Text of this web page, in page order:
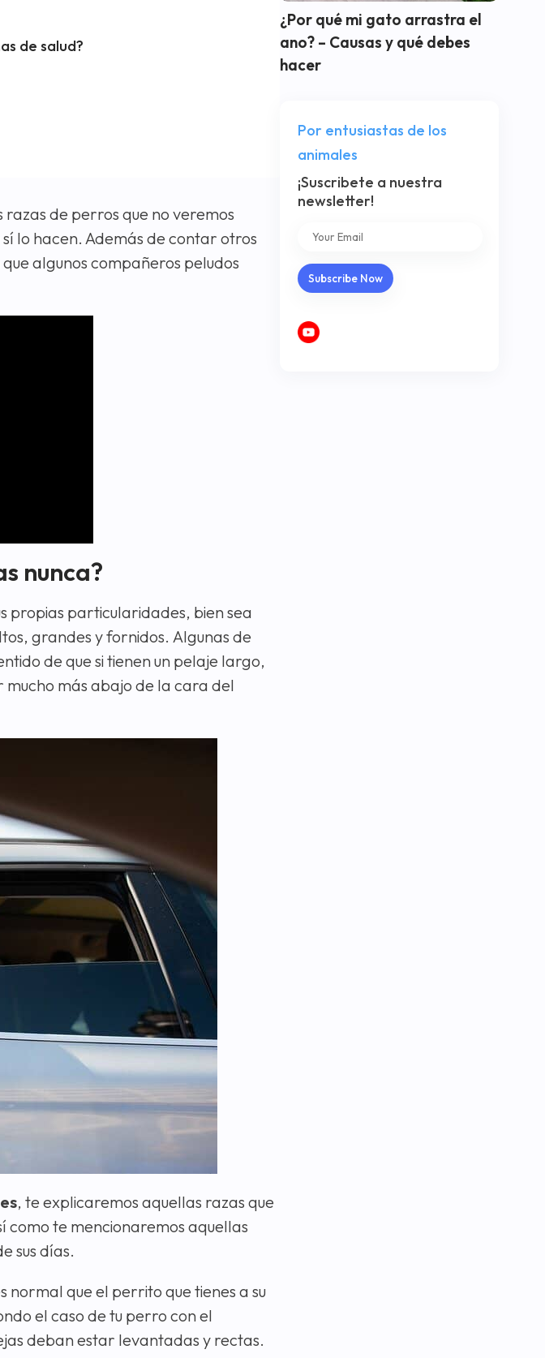
de salud?
de perros que no veremos
lo hacen. Además de contar otros
algunos compañeros peludos
nunca?
propias particularidades, bien sea
grandes y fornidos. Algunas de
de que si tienen un pelaje largo,
mucho más abajo de la cara del
, te explicaremos aquellas razas que
como te mencionaremos aquellas
sus días.
normal que el perrito que tienes a su
el caso de tu perro con el
deban estar levantadas y rectas.
¿Por qué mi gato arrastra el
ano? – Causas y qué debes
hacer
Por entusiastas de los
animales
¡Suscribete a nuestra
newsletter!